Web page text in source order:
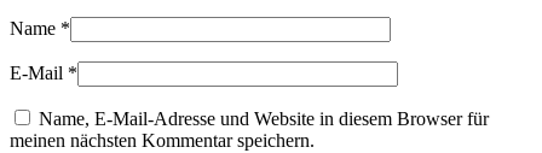
Name *
E-Mail *
Name, E-Mail-Adresse und Website in diesem Browser für
meinen nächsten Kommentar speichern.